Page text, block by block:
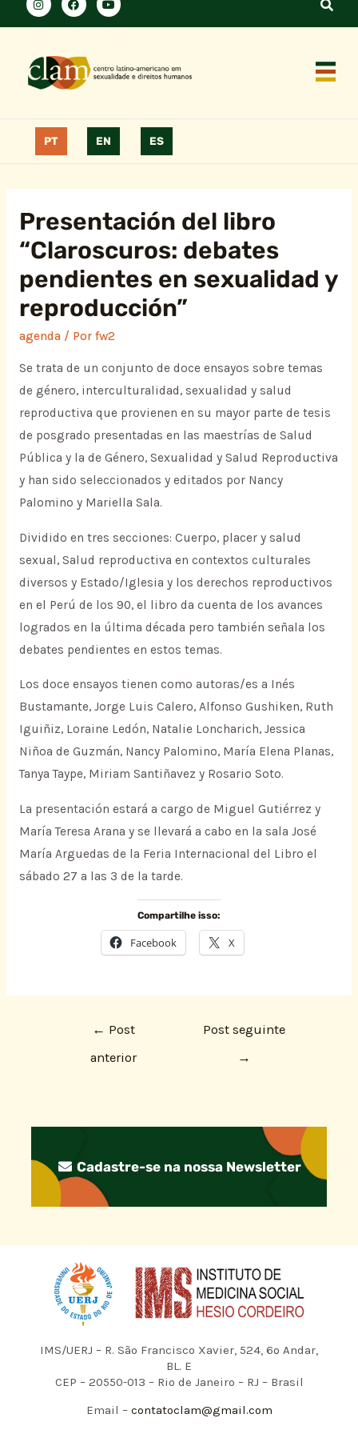
PT EN ES
Presentación del libro
“Claroscuros: debates
pendientes en sexualidad y
reproducción”
agenda/ Por fw2
Se trata de un conjunto de doce ensayos sobre temas
de género, interculturalidad, sexualidad y salud
reproductiva que provienen en su mayor parte de tesis
de posgrado presentadas en las maestrías de Salud
Pública y la de Género, Sexualidad y Salud Reproductiva
y han sido seleccionados y editados por Nancy
Palomino y Mariella Sala.
Dividido en tres secciones: Cuerpo, placer y salud
sexual, Salud reproductiva en contextos culturales
diversos y Estado/Iglesia y los derechos reproductivos
en el Perú de los 90, el libro da cuenta de los avances
logrados en la última década pero también señala los
debates pendientes en estos temas.
Los doce ensayos tienen como autoras/es a Inés
Bustamante, Jorge Luis Calero, Alfonso Gushiken, Ruth
Iguiñiz, Loraine Ledón, Natalie Loncharich, Jessica
Niñoa de Guzmán, Nancy Palomino, María Elena Planas,
Tanya Taype, Miriam Santiñavez y Rosario Soto.
La presentación estará a cargo de Miguel Gutiérrez y
María Teresa Arana y se llevará a cabo en la sala José
María Arguedas de la Feria Internacional del Libro el
sábado 27 a las 3 de la tarde.
Compartilhe isso:
Facebook X
← Post
anterior
Post seguinte
→
Cadastre-se na nossa Newsletter
IMS/UERJ – R. São Francisco Xavier, 524, 6º Andar,
BL. E
CEP – 20550-013 – Rio de Janeiro – RJ – Brasil
Email –contatoclam@gmail.com